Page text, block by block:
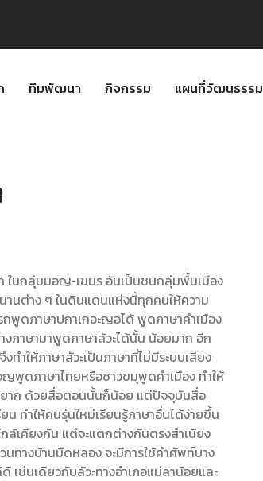
ทีมพัฒนา กิจกรรม แผนที่วัฒนธรรม
ก ในกลุ่มมอญ-เขมร อันเป็นชนกลุ่มพื้นเมือง
านต่าง ๆ ในดินแดนแห่งนี้ทุกคนให้ความ
พูดภาษาปกาเกอะญอได้ พูดภาษาคำเมือง
ภาษามาพูดภาษาลัวะได้นั้น น้อยมาก อีก
ทำให้ภาษาลัวะเป็นภาษาที่ไม่มีระบบเสียง
พูดภาษาไทยหรือชาวขมุพูดคำเมือง ทำให้
ยาก ด้วยสื่อตอนนั้นก็น้อย แต่ปัจจุบันสื่อ
น ทำให้คนรุ่นใหม่เรียนรู้ภาษาอื่นได้ง่ายขึ้น
ล้เคียงกัน แต่จะแตกต่างกันตรงสำเนียง
ทางบ้านมืดหลอง จะมีการใช้คำศัพท์บาง
เช่นเดียวกับลัวะทางอำเภอแม่ลาน้อยและ